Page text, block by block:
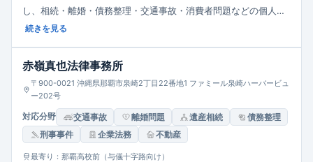
し、相続・離婚・債務整理・交通事故・消費者問題などの個人案
件から、会社法・労働法・Ｍ＆Ａ・契約書チェックなど企業法務
に熱意を持って取り組みます。
続きを見る
赤嶺真也法律事務所
〒900-0021 沖縄県那覇市泉崎2丁目22番地1 ファミール泉崎ハーバービュ
ー202号
対応分野 交通事故 離婚問題 遺産相続
債務整理
刑事事件
企業法務 不動産
最寄り：那覇高校前（与儀十字路向け）